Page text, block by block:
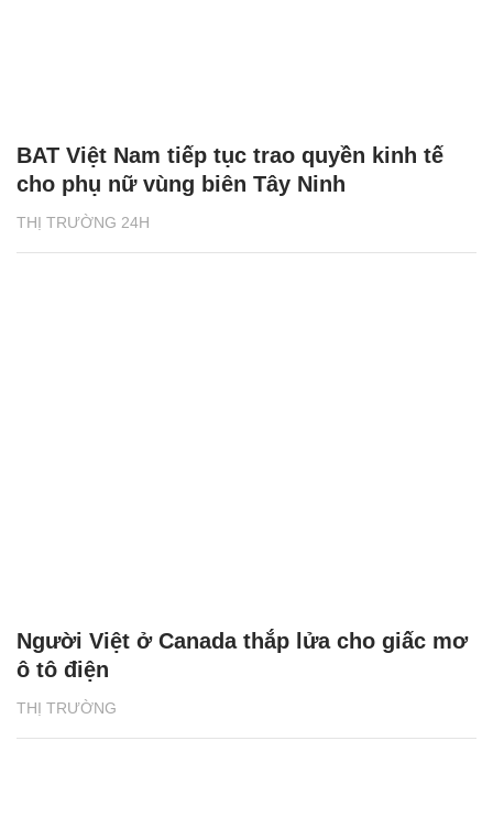
THỊ TRƯỜNG 24H
BAT Việt Nam tiếp tục trao quyền kinh tế
cho phụ nữ vùng biên Tây Ninh
THỊ TRƯỜNG
Người Việt ở Canada thắp lửa cho giấc mơ
ô tô điện